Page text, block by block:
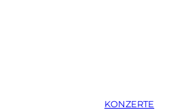
KONZERTE